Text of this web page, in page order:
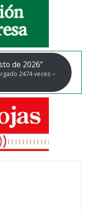
de 2026”
2474 veces –